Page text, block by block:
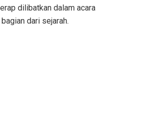
dilibatkan dalam acara
dari sejarah.